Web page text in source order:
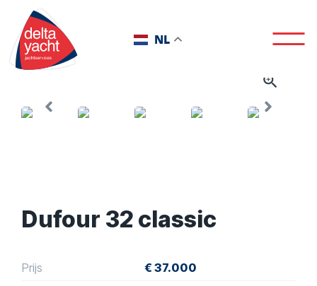
NL
Dufour 32 classic
Prijs
€ 37.000